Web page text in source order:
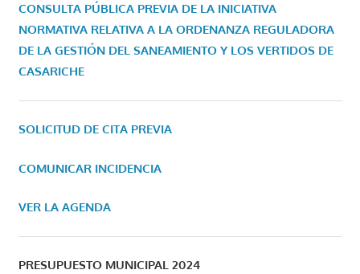
CONSULTA PÚBLICA PREVIA DE LA INICIATIVA
NORMATIVA RELATIVA A LA ORDENANZA REGULADORA
DE LA GESTIÓN DEL SANEAMIENTO Y LOS VERTIDOS DE
CASARICHE
SOLICITUD DE CITA PREVIA
COMUNICAR INCIDENCIA
VER LA AGENDA
PRESUPUESTO MUNICIPAL 2024